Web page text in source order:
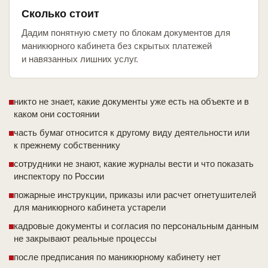
Сколько стоит
Дадим понятную смету по блокам документов для
маникюрного кабинета без скрытых платежей
и навязанных лишних услуг.
никто не знает, какие документы уже есть на объекте и в
каком они состоянии
часть бумаг относится к другому виду деятельности или
к прежнему собственнику
сотрудники не знают, какие журналы вести и что показать
инспектору по России
пожарные инструкции, приказы или расчет огнетушителей
для маникюрного кабинета устарели
кадровые документы и согласия по персональным данным
не закрывают реальные процессы
после предписания по маникюрному кабинету нет